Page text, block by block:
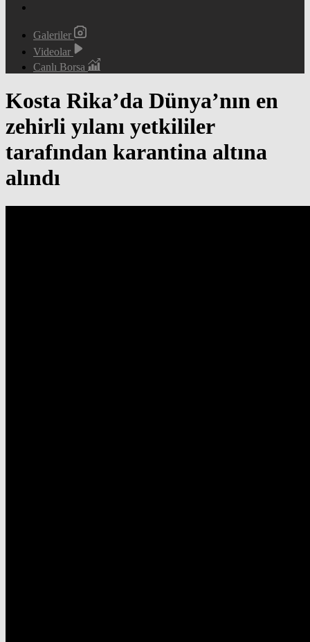
Galeriler
Videolar
Canlı Borsa
Kosta Rika’da Dünya’nın en
zehirli yılanı yetkililer
tarafından karantina altına
alındı